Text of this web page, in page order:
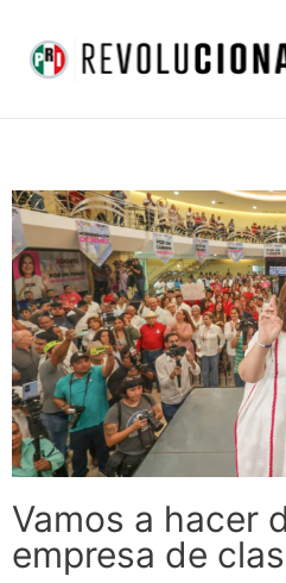
contenido
Vamos a hacer
empresa de